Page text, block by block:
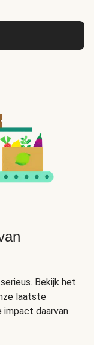
Bekijk het
laatste
impact daarvan